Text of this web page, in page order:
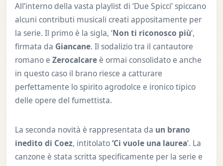
All’interno della vasta playlist di ‘Due Spicci’ spiccano
alcuni contributi musicali creati appositamente per
la serie. Il primo è la sigla, ‘Non ti riconosco più‘,
firmata da Giancane. Il sodalizio tra il cantautore
romano e Zerocalcare è ormai consolidato e anche
in questo caso il brano riesce a catturare
perfettamente lo spirito agrodolce e ironico tipico
delle opere del fumettista.
La seconda novità è rappresentata da un brano
inedito di Coez, intitolato‘Ci vuole una laurea‘. La
canzone è stata scritta specificamente per la serie e